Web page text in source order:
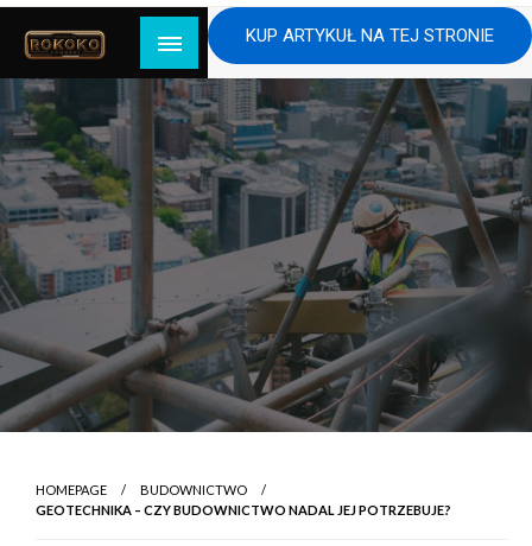
Skip
content
KUP ARTYKUŁ NA TEJ STRONIE
HOMEPAGE
BUDOWNICTWO
GEOTECHNIKA – CZY BUDOWNICTWO NADAL JEJ POTRZEBUJE?